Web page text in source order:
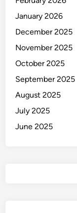
January 2026
December 2025
November 2025
October 2025
September 2025
August 2025
July 2025
June 2025